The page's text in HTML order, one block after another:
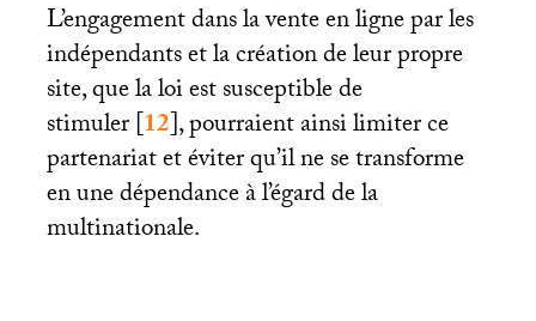
L’engagement dans la vente en ligne par les
indépendants et la création de leur propre
site, que la loi est susceptible de
stimuler[12], pourraient ainsi limiter ce
partenariat et éviter qu’il ne se transforme
en une dépendance à l’égard de la
multinationale.